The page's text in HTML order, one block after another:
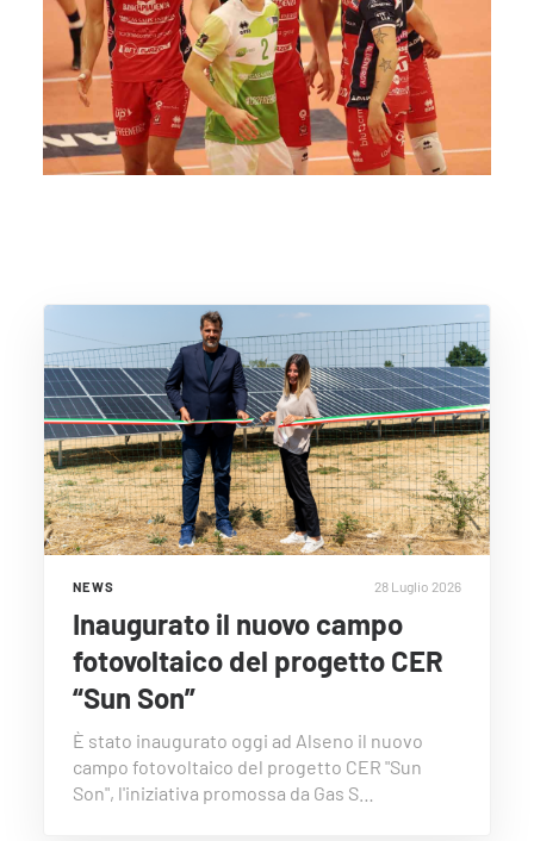
NEWS 28 Luglio 2026
Inaugurato il nuovo campo
fotovoltaico del progetto CER
“Sun Son”
È stato inaugurato oggi ad Alseno il nuovo
campo fotovoltaico del progetto CER "Sun
Son", l'iniziativa promossa da Gas S…